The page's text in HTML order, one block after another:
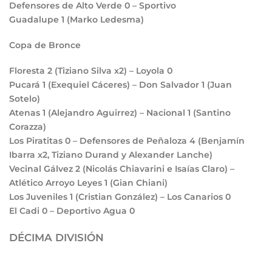
Defensores de Alto Verde 0 – Sportivo
Guadalupe 1 (Marko Ledesma)
Copa de Bronce
Floresta 2 (Tiziano Silva x2) – Loyola 0
Pucará 1 (Exequiel Cáceres) – Don Salvador 1 (Juan
Sotelo)
Atenas 1 (Alejandro Aguirrez) – Nacional 1 (Santino
Corazza)
Los Piratitas 0 – Defensores de Peñaloza 4 (Benjamín
Ibarra x2, Tiziano Durand y Alexander Lanche)
Vecinal Gálvez 2 (Nicolás Chiavarini e Isaías Claro) –
Atlético Arroyo Leyes 1 (Gian Chiani)
Los Juveniles 1 (Cristian González) – Los Canarios 0
El Cadi 0 – Deportivo Agua 0
DÉCIMA DIVISIÓN